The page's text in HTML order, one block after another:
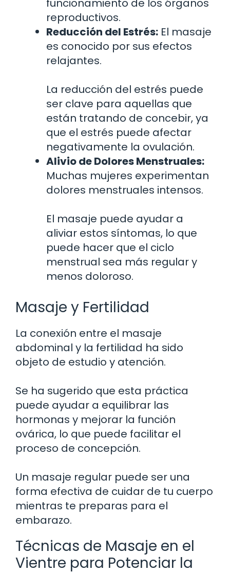
funcionamiento de los órganos
reproductivos.
Reducción del Estrés: El masaje
es conocido por sus efectos
relajantes.
La reducción del estrés puede
ser clave para aquellas que
están tratando de concebir, ya
que el estrés puede afectar
negativamente la ovulación.
Alivio de Dolores Menstruales:
Muchas mujeres experimentan
dolores menstruales intensos.
El masaje puede ayudar a
aliviar estos síntomas, lo que
puede hacer que el ciclo
menstrual sea más regular y
menos doloroso.
Masaje y Fertilidad
La conexión entre el masaje
abdominal y la fertilidad ha sido
objeto de estudio y atención.
Se ha sugerido que esta práctica
puede ayudar a equilibrar las
hormonas y mejorar la función
ovárica, lo que puede facilitar el
proceso de concepción.
Un masaje regular puede ser una
forma efectiva de cuidar de tu cuerpo
mientras te preparas para el
embarazo.
Técnicas de Masaje en el
Vientre para Potenciar la